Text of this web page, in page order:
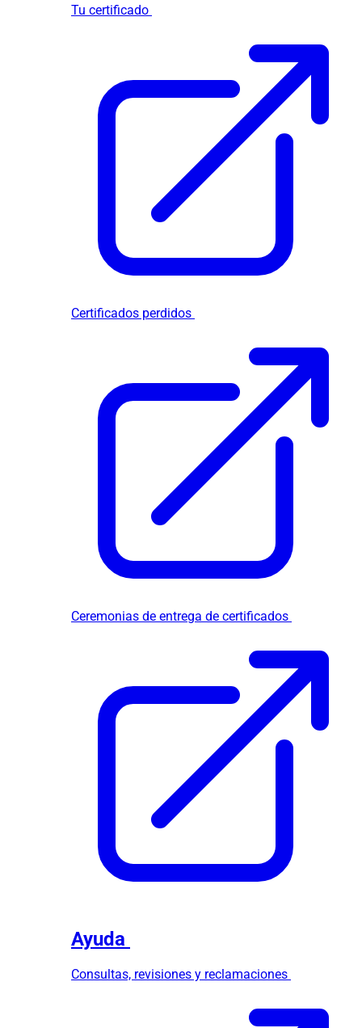
Tu certificado
Certificados perdidos
Ceremonias de entrega de certificados
Ayuda
Consultas, revisiones y reclamaciones